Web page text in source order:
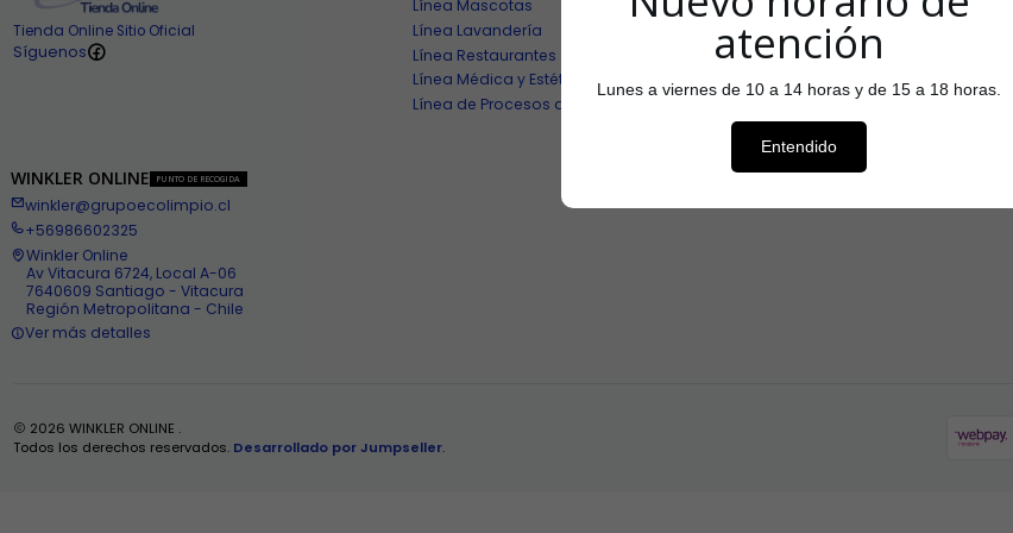
Tienda Online Sitio Oficial
Síguenos
Línea Mascotas
Línea Lavandería
Línea Restaurantes
Línea Médica y Estética
Línea de Procesos de Alimentos
Políticas de Reembolso
Políticas de Privacidad
Términos y Condiciones
Política de Uso y
WINKLER ONLINE PUNTO DE RECOGIDA
winkler@grupoecolimpio.cl
+56986602325
Winkler Online
Av Vitacura 6724, Local A-06
7640609 Santiago - Vitacura
Región Metropolitana - Chile
Ver más detalles
2026 WINKLER ONLINE .
Todos los derechos reservados. Desarrollado por Jumpseller.
atención
Lunes a viernes de 10 a 14 horas y de 15 a 18 horas.
Entendido